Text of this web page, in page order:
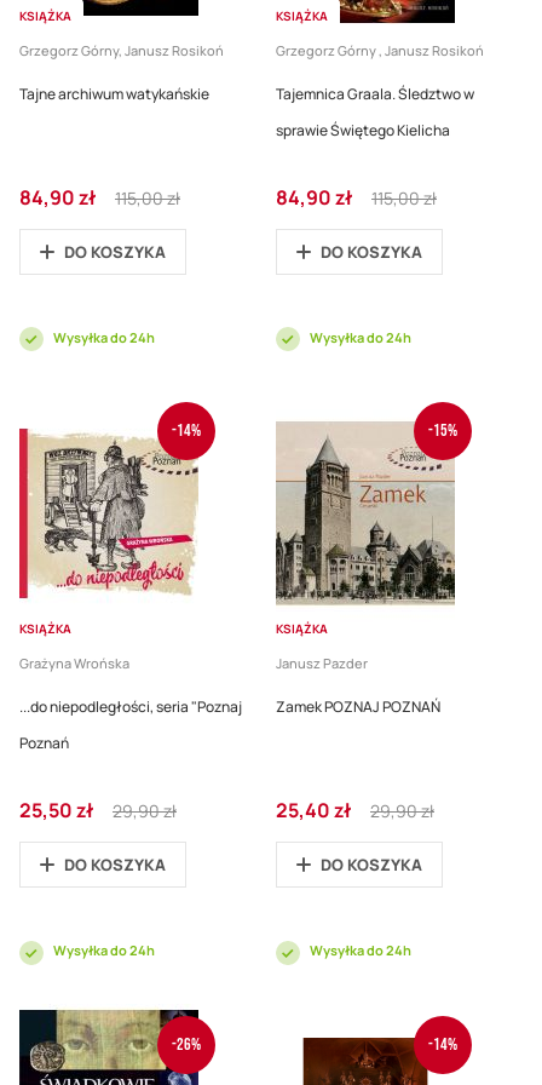
KSIĄŻKA
Grzegorz Górny, Janusz Rosikoń
Tajne archiwum watykańskie
Cena
promocyjna
84,90 zł
Regular
Price
115,00 zł
DO KOSZYKA
Wysyłka do 24h
KSIĄŻKA
Grzegorz Górny , Janusz Rosikoń
Tajemnica Graala. Śledztwo w
sprawie Świętego Kielicha
Cena
promocyjna
84,90 zł
Regular
Price
115,00 zł
DO KOSZYKA
Wysyłka do 24h
-14%
KSIĄŻKA
Grażyna Wrońska
...do niepodległości, seria "Poznaj
Poznań
Cena
promocyjna
25,50 zł
Regular
Price
29,90 zł
DO KOSZYKA
Wysyłka do 24h
-15%
KSIĄŻKA
Janusz Pazder
Zamek POZNAJ POZNAŃ
Cena
promocyjna
25,40 zł
Regular
Price
29,90 zł
DO KOSZYKA
Wysyłka do 24h
-26% -14%